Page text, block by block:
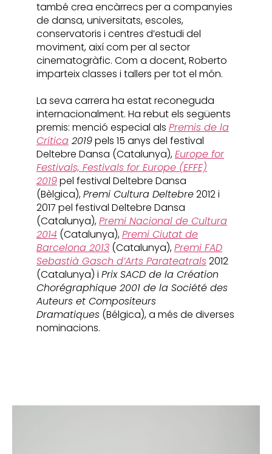
també crea encàrrecs per a companyies
de dansa, universitats, escoles,
conservatoris i centres d’estudi del
moviment, així com per al sector
cinematogràfic. Com a docent, Roberto
imparteix classes i tallers per tot el món.
La seva carrera ha estat reconeguda
internacionalment. Ha rebut els següents
premis: menció especial als Premis de la
Crítica 2019pels 15 anys del festival
Deltebre Dansa (Catalunya),Europe for
Festivals, Festivals for Europe (EFFE)
2019pel festival Deltebre Dansa
(Bèlgica),Premi Cultura Deltebre2012 i
2017 pel festival Deltebre Dansa
(Catalunya),Premi Nacional de Cultura
2014 (Catalunya),Premi Ciutat de
Barcelona 2013 (Catalunya),Premi FAD
Sebastià Gasch d’Arts Parateatrals2012
(Catalunya) i Prix SACD de la Création
Chorégraphique 2001 de la Société des
Auteurs et Compositeurs
Dramatiques (Bélgica), a més de diverses
nominacions.